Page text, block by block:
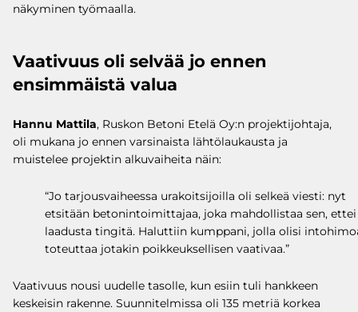
näkyminen työmaalla.
Vaativuus oli selvää jo ennen
ensimmäistä valua
Hannu Mattila, Ruskon Betoni Etelä Oy:n projektijohtaja,
oli mukana jo ennen varsinaista lähtölaukausta ja
muistelee projektin alkuvaiheita näin:
“Jo tarjousvaiheessa urakoitsijoilla oli selkeä viesti: nyt
etsitään betonintoimittajaa, joka mahdollistaa sen, ettei
laadusta tingitä. Haluttiin kumppani, jolla olisi
toteuttaa jotakin poikkeuksellisen vaativaa.”
Vaativuus nousi uudelle tasolle, kun esiin tuli hankkeen
keskeisin rakenne. Suunnitelmissa oli 135 metriä korkea